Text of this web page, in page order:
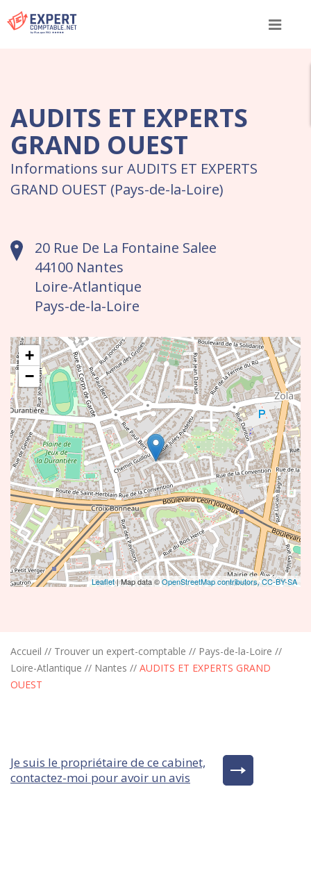
Menu
AUDITS ET EXPERTS
GRAND OUEST
Informations sur AUDITS ET EXPERTS
GRAND OUEST (Pays-de-la-Loire)
20 Rue De La Fontaine Salee
44100 Nantes
Loire-Atlantique
Pays-de-la-Loire
+
−
Leaflet| Map data ©OpenStreetMap contributors,CC-BY-SA
Accueil // Trouver un expert-comptable // Pays-de-la-Loire //
Loire-Atlantique // Nantes // AUDITS ET EXPERTS GRAND
OUEST
Je suis le propriétaire de ce cabinet,
contactez-moi pour avoir un avis